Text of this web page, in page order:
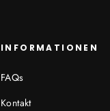
INFORMATIONEN
FAQs
Kontakt